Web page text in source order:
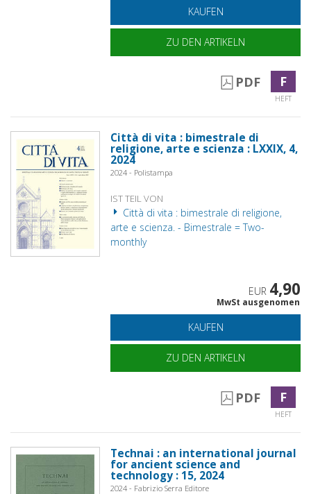
KAUFEN
ZU DEN ARTIKELN
PDF F
HEFT
Città di vita : bimestrale di
religione, arte e scienza : LXXIX, 4,
2024
2024 - Polistampa
IST TEIL VON
Città di vita : bimestrale di religione,
arte e scienza. - Bimestrale = Two-
monthly
EUR 4,90
MwSt ausgenomen
KAUFEN
ZU DEN ARTIKELN
PDF F
HEFT
Technai : an international journal
for ancient science and
technology : 15, 2024
2024 - Fabrizio Serra Editore